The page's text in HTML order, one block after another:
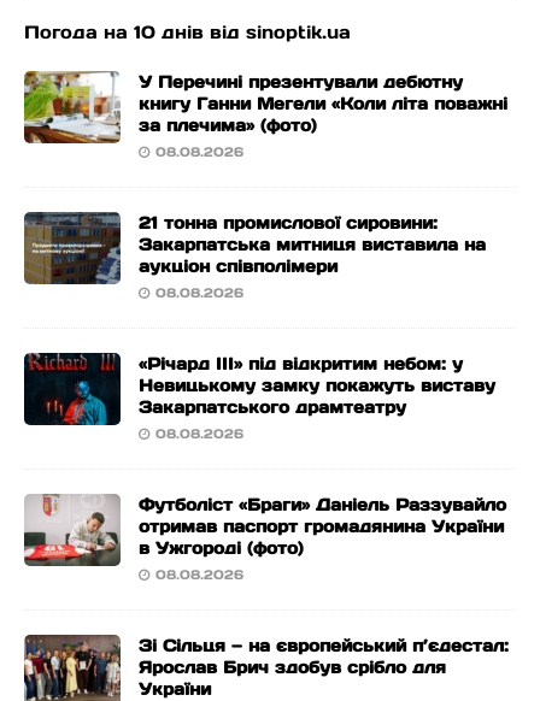
Погода на 10 днів від sinoptik.ua
У Перечині презентували дебютну
книгу Ганни Мегели «Коли літа поважні
за плечима» (фото)
08.08.2026
21 тонна промислової сировини:
Закарпатська митниця виставила на
аукціон співполімери
08.08.2026
«Річард ІІІ» під відкритим небом: у
Невицькому замку покажуть виставу
Закарпатського драмтеатру
08.08.2026
Футболіст «Браги» Даніель Раззувайло
отримав паспорт громадянина України
в Ужгороді (фото)
08.08.2026
Зі Сільця — на європейський п’єдестал:
Ярослав Брич здобув срібло для
України